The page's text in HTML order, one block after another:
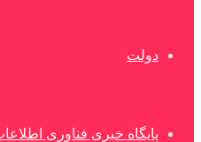
دولت
پایگاه خبری فناوری